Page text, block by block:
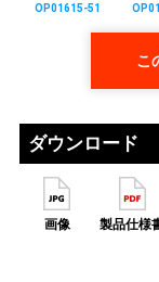
OP01615-51
こ
ダウンロード
画像 製品仕様